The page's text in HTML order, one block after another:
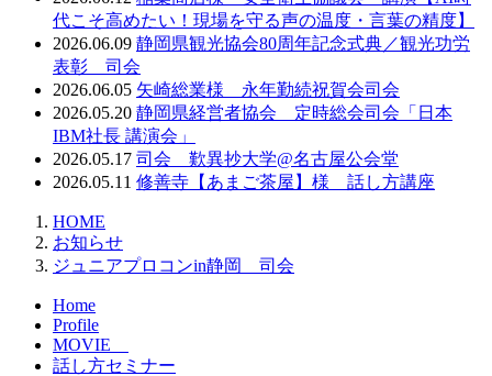
代こそ高めたい！現場を守る声の温度・言葉の精度】
2026.06.09 静岡県観光協会80周年記念式典／観光功労
表彰 司会
2026.06.05 矢崎総業様 永年勤続祝賀会司会
2026.05.20 静岡県経営者協会 定時総会司会「日本
IBM社長 講演会」
2026.05.17 司会 歎異抄大学@名古屋公会堂
2026.05.11 修善寺【あまご茶屋】様 話し方講座
HOME
お知らせ
ジュニアプロコンin静岡 司会
Home
Profile
MOVIE
話し方セミナー